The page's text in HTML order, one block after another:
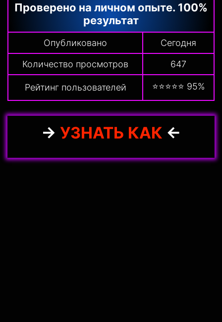
Проверено на личном опыте. 100%
результат
Опубликовано Сегодня
Количество просмотров 647
Рейтинг пользователей ⭐⭐⭐⭐⭐ 95%
→ УЗНАТЬ КАК ←